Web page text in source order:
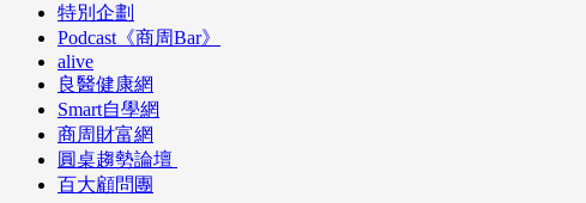
特別企劃
Podcast《商周Bar》
alive
良醫健康網
Smart自學網
商周財富網
圓桌趨勢論壇
百大顧問團